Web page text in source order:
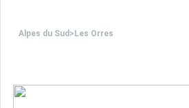
Alpes du Sud > Les Orres